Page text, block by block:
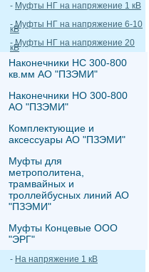
- Муфты НГ на напряжение 1 кВ
-Муфты НГ на напряжение 6-10
кВ
-Муфты НГ на напряжение 20
кВ
Наконечники НС 300-800
кв.мм АО "ПЗЭМИ"
Наконечники НО 300-800
АО "ПЗЭМИ"
Комплектующие и
аксессуары АО "ПЗЭМИ"
Муфты для
метрополитена,
трамвайных и
троллейбусных линий АО
"ПЗЭМИ"
Муфты Концевые ООО
"ЭРГ"
- На напряжение 1 кВ